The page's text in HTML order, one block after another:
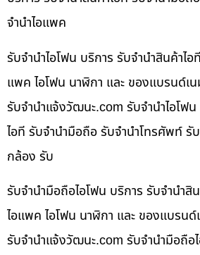
จำนำไอแพค
รับจำนำไอโฟน บริการ รับจำนำสินค้าไ
แพค ไอโฟน นาฬิกา และ ของแบรนด์เ
รับจํานําแจ้งวัฒนะ.com รับจำนำไอโฟ
ไอที รับจำนำมือถือ รับจำนำโทรศัพท์ รั
กล้อง รับ
รับจำนำมือถือไอโฟน บริการ รับจำนำสิ
ไอแพค ไอโฟน นาฬิกา และ ของแบรนด์
รับจํานําแจ้งวัฒนะ.com รับจำนำมือถือ